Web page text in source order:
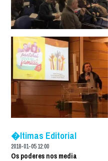
�ltimas Editorial
2018-01-05 12:00
Os poderes nos media